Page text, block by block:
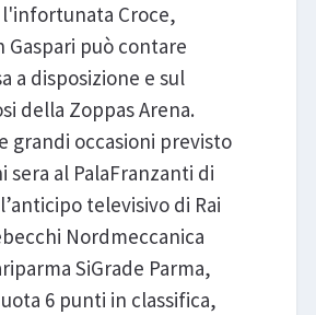
l'infortunata Croce,
Gaspari può contare
a disposizione e sul
della Zoppas Arena.
grandi occasioni previsto
sera al PalaFranzanti di
televisivo di Rai
Nordmeccanica
SiGrade Parma,
6 punti in classifica,